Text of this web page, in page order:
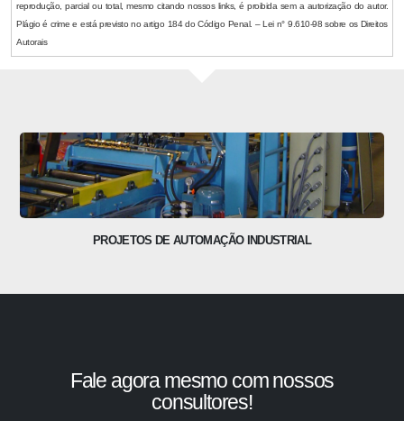
reprodução, parcial ou total, mesmo citando nossos links, é proibida sem a autorização do autor.
Plágio é crime e está previsto no artigo 184 do Código Penal. – Lei n° 9.610-98 sobre os Direitos
Autorais
PROJETOS DE AUTOMAÇÃO INDUSTRIAL
Fale agora mesmo com nossos
consultores!